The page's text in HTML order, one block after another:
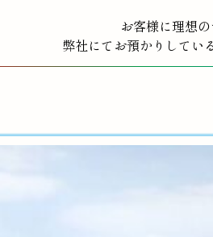
お客様に理想
弊社にてお預かりしてい